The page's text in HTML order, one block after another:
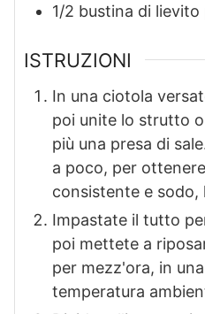
1/2 bustina di
ISTRUZIONI
In una ciotola
poi unite lo strutto
più una presa di
a poco, per
consistente e sodo,
Impastate il tutto
poi mettete a
per mezz'ora, in
temperatura